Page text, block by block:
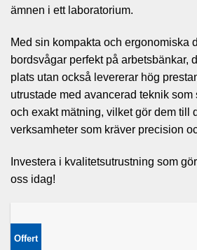
ämnen i ett laboratorium.
Med sin kompakta och ergonomiska
bordsvågar perfekt på arbetsbänkar,
plats utan också levererar hög
utrustade med avancerad teknik
och exakt mätning, vilket gör dem till
verksamheter som kräver precision
Investera i kvalitetsutrustning som
oss idag!
Offert